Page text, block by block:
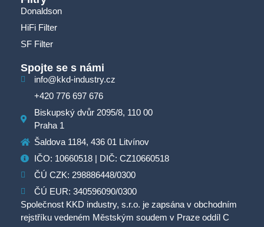
Donaldson
HiFi Filter
SF Filter
Spojte se s námi
info@kkd-industry.cz
+420 776 697 676
Biskupský dvůr 2095/8, 110 00
Praha 1
Šaldova 1184, 436 01 Litvínov
IČO: 10660518 | DIČ: CZ10660518
ČÚ CZK: 298886448/0300
ČÚ EUR: 340596090/0300
Společnost KKD industry, s.r.o. je zapsána v obchodním
rejstříku vedeném Městským soudem v Praze oddíl C